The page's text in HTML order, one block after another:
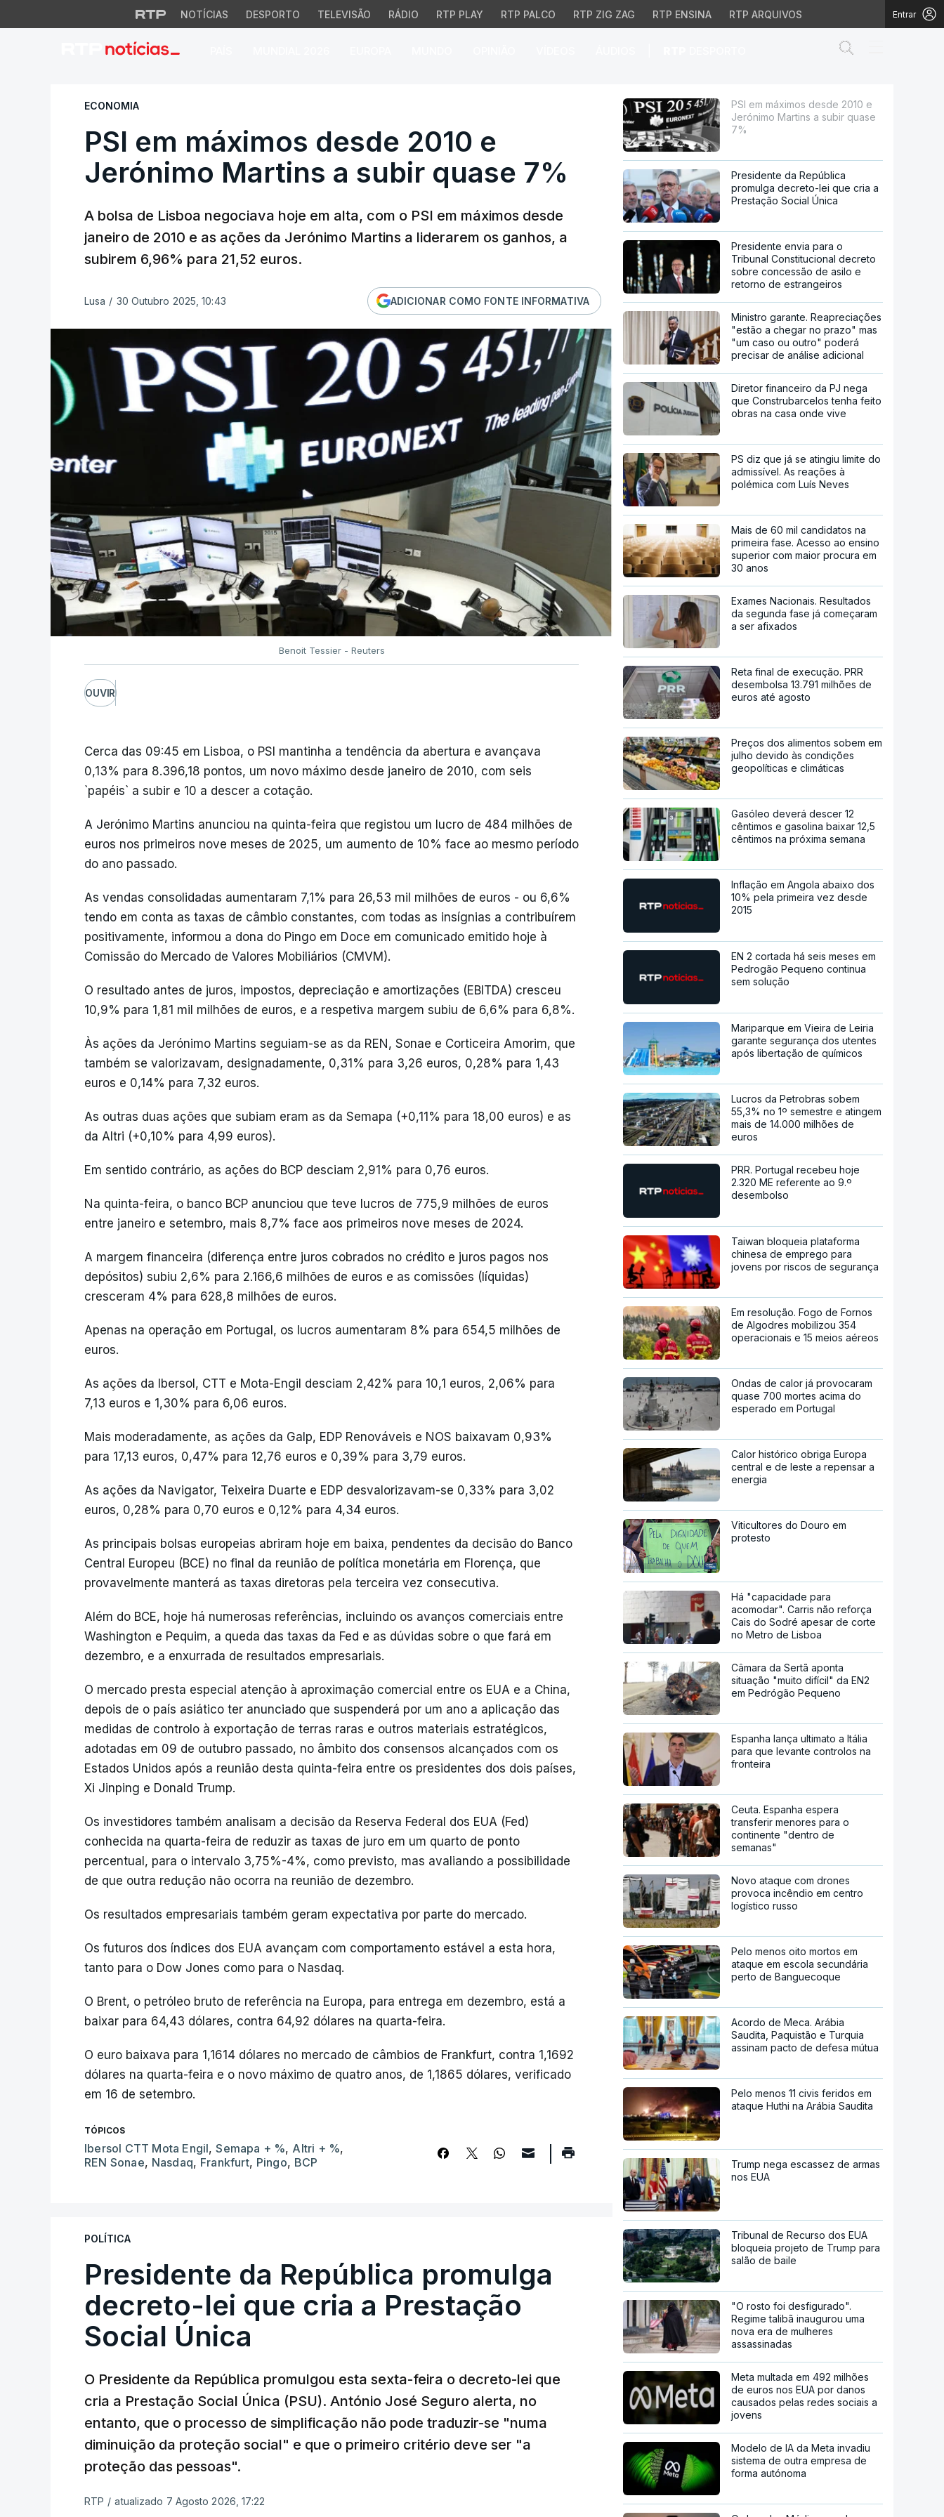
NOTÍCIAS DESPORTO TELEVISÃO RÁDIO RTP PLAY RTP PALCO RTP ZIG ZAG RTP ENSINA RTP ARQUIVOS Entrar
PSI em máximos desde 2010 e Jerónimo Martins a subir quase
ECONOMIA
PSI em máximos desde 2010 e
Jerónimo Martins a subir quase 7%
A bolsa de Lisboa negociava hoje em alta, com o PSI em máximos desde
janeiro de 2010 e as ações da Jerónimo Martins a liderarem os ganhos, a
subirem 6,96% para 21,52 euros.
Lusa / 30 Outubro 2025, 10:43 ADICIONAR COMO FONTE INFORMATIVA
Benoit Tessier - Reuters
OUVIR
Cerca das 09:45 em Lisboa, o PSI mantinha a tendência da abertura e avançava
0,13% para 8.396,18 pontos, um novo máximo desde janeiro de 2010, com seis
`papéis` a subir e 10 a descer a cotação.
A Jerónimo Martins anunciou na quinta-feira que registou um lucro de 484 milhões de
euros nos primeiros nove meses de 2025, um aumento de 10% face ao mesmo período
do ano passado.
As vendas consolidadas aumentaram 7,1% para 26,53 mil milhões de euros - ou 6,6%
tendo em conta as taxas de câmbio constantes, com todas as insígnias a contribuírem
positivamente, informou a dona do Pingo em Doce em comunicado emitido hoje à
Comissão do Mercado de Valores Mobiliários (CMVM).
O resultado antes de juros, impostos, depreciação e amortizações (EBITDA) cresceu
10,9% para 1,81 mil milhões de euros, e a respetiva margem subiu de 6,6% para 6,8%.
Às ações da Jerónimo Martins seguiam-se as da REN, Sonae e Corticeira Amorim, que
também se valorizavam, designadamente, 0,31% para 3,26 euros, 0,28% para 1,43
euros e 0,14% para 7,32 euros.
As outras duas ações que subiam eram as da Semapa (+0,11% para 18,00 euros) e as
da Altri (+0,10% para 4,99 euros).
Em sentido contrário, as ações do BCP desciam 2,91% para 0,76 euros.
Na quinta-feira, o banco BCP anunciou que teve lucros de 775,9 milhões de euros
entre janeiro e setembro, mais 8,7% face aos primeiros nove meses de 2024.
A margem financeira (diferença entre juros cobrados no crédito e juros pagos nos
depósitos) subiu 2,6% para 2.166,6 milhões de euros e as comissões (líquidas)
cresceram 4% para 628,8 milhões de euros.
Apenas na operação em Portugal, os lucros aumentaram 8% para 654,5 milhões de
euros.
As ações da Ibersol, CTT e Mota-Engil desciam 2,42% para 10,1 euros, 2,06% para
7,13 euros e 1,30% para 6,06 euros.
Mais moderadamente, as ações da Galp, EDP Renováveis e NOS baixavam 0,93%
para 17,13 euros, 0,47% para 12,76 euros e 0,39% para 3,79 euros.
As ações da Navigator, Teixeira Duarte e EDP desvalorizavam-se 0,33% para 3,02
euros, 0,28% para 0,70 euros e 0,12% para 4,34 euros.
As principais bolsas europeias abriram hoje em baixa, pendentes da decisão do Banco
Central Europeu (BCE) no final da reunião de política monetária em Florença, que
provavelmente manterá as taxas diretoras pela terceira vez consecutiva.
Além do BCE, hoje há numerosas referências, incluindo os avanços comerciais entre
Washington e Pequim, a queda das taxas da Fed e as dúvidas sobre o que fará em
dezembro, e a enxurrada de resultados empresariais.
O mercado presta especial atenção à aproximação comercial entre os EUA e a China,
depois de o país asiático ter anunciado que suspenderá por um ano a aplicação das
medidas de controlo à exportação de terras raras e outros materiais estratégicos,
adotadas em 09 de outubro passado, no âmbito dos consensos alcançados com os
Estados Unidos após a reunião desta quinta-feira entre os presidentes dos dois países,
Xi Jinping e Donald Trump.
Os investidores também analisam a decisão da Reserva Federal dos EUA (Fed)
conhecida na quarta-feira de reduzir as taxas de juro em um quarto de ponto
percentual, para o intervalo 3,75%-4%, como previsto, mas avaliando a possibilidade
de que outra redução não ocorra na reunião de dezembro.
Os resultados empresariais também geram expectativa por parte do mercado.
Os futuros dos índices dos EUA avançam com comportamento estável a esta hora,
tanto para o Dow Jones como para o Nasdaq.
O Brent, o petróleo bruto de referência na Europa, para entrega em dezembro, está a
baixar para 64,43 dólares, contra 64,92 dólares na quarta-feira.
O euro baixava para 1,1614 dólares no mercado de câmbios de Frankfurt, contra 1,1692
dólares na quarta-feira e o novo máximo de quatro anos, de 1,1865 dólares, verificado
em 16 de setembro.
TÓPICOS
Ibersol CTT Mota Engil,Semapa + %, Altri + %,
REN Sonae, Nasdaq, Frankfurt, Pingo, BCP
POLÍTICA
Presidente da República promulga
decreto-lei que cria a Prestação
Social Única
O Presidente da República promulgou esta sexta-feira o decreto-lei que
cria a Prestação Social Única (PSU). António José Seguro alerta, no
entanto, que o processo de simplificação não pode traduzir-se "numa
diminuição da proteção social" e que o primeiro critério deve ser "a
proteção das pessoas".
RTP / atualizado 7 Agosto 2026, 17:22
PSI em máximos desde 2010 e
Jerónimo Martins a subir quase
7%
Presidente da República
promulga decreto-lei que cria a
Prestação Social Única
Presidente envia para o
Tribunal Constitucional decreto
sobre concessão de asilo e
retorno de estrangeiros
Ministro garante. Reapreciações
"estão a chegar no prazo" mas
"um caso ou outro" poderá
precisar de análise adicional
Diretor financeiro da PJ nega
que Construbarcelos tenha feito
obras na casa onde vive
PS diz que já se atingiu limite do
admissível. As reações à
polémica com Luís Neves
Mais de 60 mil candidatos na
primeira fase. Acesso ao ensino
superior com maior procura em
30 anos
Exames Nacionais. Resultados
da segunda fase já começaram
a ser afixados
Reta final de execução. PRR
desembolsa 13.791 milhões de
euros até agosto
Preços dos alimentos sobem em
julho devido às condições
geopolíticas e climáticas
Gasóleo deverá descer 12
cêntimos e gasolina baixar 12,5
cêntimos na próxima semana
Inflação em Angola abaixo dos
10% pela primeira vez desde
2015
EN 2 cortada há seis meses em
Pedrogão Pequeno continua
sem solução
Mariparque em Vieira de Leiria
garante segurança dos utentes
após libertação de químicos
Lucros da Petrobras sobem
55,3% no 1º semestre e atingem
mais de 14.000 milhões de
euros
PRR. Portugal recebeu hoje
2.320 ME referente ao 9.º
desembolso
Taiwan bloqueia plataforma
chinesa de emprego para
jovens por riscos de segurança
Em resolução. Fogo de Fornos
de Algodres mobilizou 354
operacionais e 15 meios aéreos
Ondas de calor já provocaram
quase 700 mortes acima do
esperado em Portugal
Calor histórico obriga Europa
central e de leste a repensar a
energia
Viticultores do Douro em
protesto
Há "capacidade para
acomodar". Carris não reforça
Cais do Sodré apesar de corte
no Metro de Lisboa
Câmara da Sertã aponta
situação "muito difícil" da EN2
em Pedrógão Pequeno
Espanha lança ultimato a Itália
para que levante controlos na
fronteira
Ceuta. Espanha espera
transferir menores para o
continente "dentro de
semanas"
Novo ataque com drones
provoca incêndio em centro
logístico russo
Pelo menos oito mortos em
ataque em escola secundária
perto de Banguecoque
Acordo de Meca. Arábia
Saudita, Paquistão e Turquia
assinam pacto de defesa mútua
Pelo menos 11 civis feridos em
ataque Huthi na Arábia Saudita
Trump nega escassez de armas
nos EUA
Tribunal de Recurso dos EUA
bloqueia projeto de Trump para
salão de baile
"O rosto foi desfigurado".
Regime talibã inaugurou uma
nova era de mulheres
assassinadas
Meta multada em 492 milhões
de euros nos EUA por danos
causados pelas redes sociais a
jovens
Modelo de IA da Meta invadiu
sistema de outra empresa de
forma autónoma